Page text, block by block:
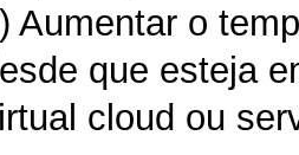
Aumentar o
que esteja
cloud ou